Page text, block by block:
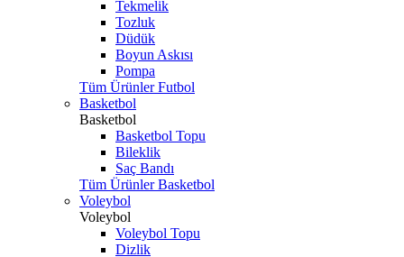
Tekmelik
Tozluk
Düdük
Boyun Askısı
Pompa
Tüm Ürünler Futbol
Basketbol
Basketbol
Basketbol Topu
Bileklik
Saç Bandı
Tüm Ürünler Basketbol
Voleybol
Voleybol
Voleybol Topu
Dizlik